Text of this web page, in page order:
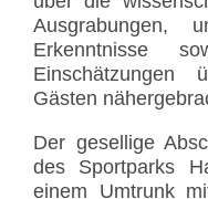
Ausgrabungen,
Erkenntnisse
Einschätzungen
Gästen
Der gesellige
des Sportparks
einem Umtrunk